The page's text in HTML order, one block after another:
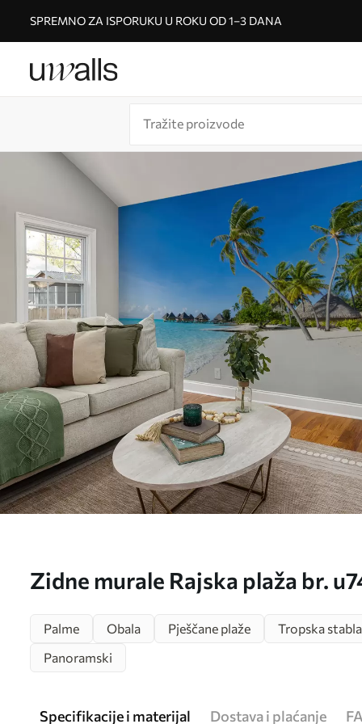
SPREMNO ZA ISPORUKU U ROKU OD 1–3 DANA
Zidne murale Rajska plaža br.
Palme Obala Pješčane plaže Tropska stabla
Panoramski
Specifikacije i materijal Dostava i plaćanje